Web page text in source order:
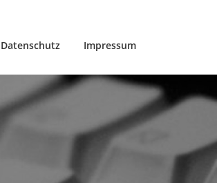
Datenschutz Impressum